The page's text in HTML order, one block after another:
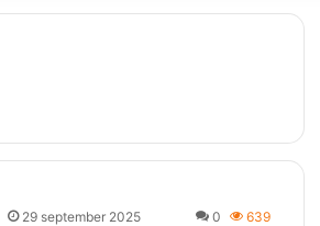
29 september 2025 0 639